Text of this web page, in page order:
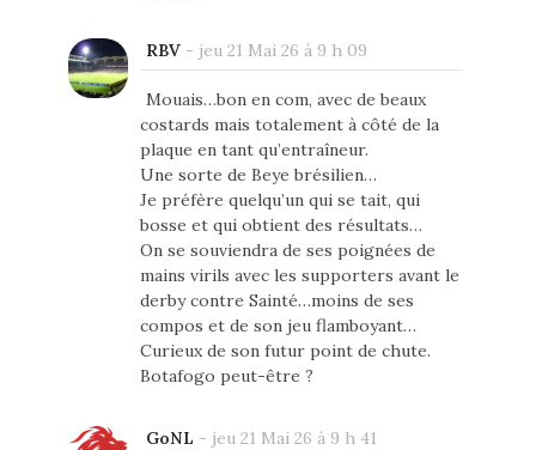
RBV- jeu 21 Mai 26 à 9 h 09
Mouais…bon en com, avec de beaux
costards mais totalement à côté de la
plaque en tant qu’entraîneur.
Une sorte de Beye brésilien…
Je préfère quelqu’un qui se tait, qui
bosse et qui obtient des résultats…
On se souviendra de ses poignées de
mains virils avec les supporters avant le
derby contre Sainté…moins de ses
compos et de son jeu flamboyant…
Curieux de son futur point de chute.
Botafogo peut-être ?
GoNL - jeu 21 Mai 26 à 9 h 41